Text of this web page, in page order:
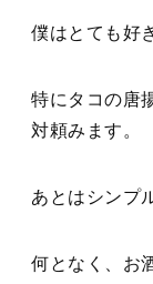
僕はとても好
特にタコの唐
対頼みます。
あとはシンプ
何となく、お